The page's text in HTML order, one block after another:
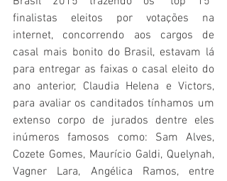
finalistas eleitos por votações na
internet, concorrendo aos cargos de
casal mais bonito do Brasil, estavam lá
para entregar as faixas o casal eleito do
ano anterior, Claudia Helena e Victors,
para avaliar os canditados tínhamos um
extenso corpo de jurados dentre eles
inúmeros famosos como: Sam Alves,
Cozete Gomes, Maurício Galdi, Quelynah,
Vagner Lara, Angélica Ramos, entre